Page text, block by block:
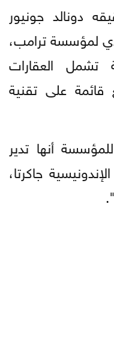
دونالد جونيور
لمؤسسة ترامب،
تشمل العقارات
على تقنية
أنها تدير
جاكرتا،